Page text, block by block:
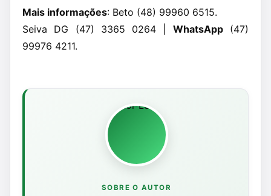
Mais informações: Beto (48) 99960 6515.
Seiva DG (47) 3365 0264 | WhatsApp(47)
99976 4211.
SOBRE O AUTOR